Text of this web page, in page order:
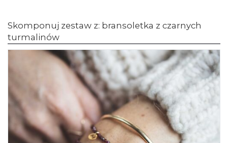
Skomponuj zestaw z: bransoletka z czarnych
turmalinów